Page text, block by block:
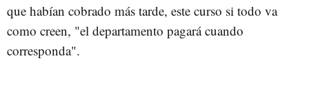
que habían cobrado más tarde, este curso si todo va
como creen, "el departamento pagará cuando
corresponda".